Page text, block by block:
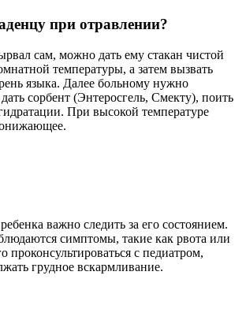
при отравлении?
сам, можно дать ему стакан чистой
температуры, а затем вызвать
языка. Далее больному нужно
сорбент (Энтеросгель, Смекту), поить
При высокой температуре
важно следить за его состоянием.
симптомы, такие как рвота или
проконсультироваться с педиатром,
грудное вскармливание.